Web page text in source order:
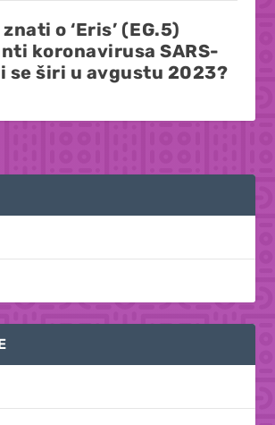
o ‘Eris’ (EG.5)
koronavirusa SARS-
se širi u avgustu 2023?